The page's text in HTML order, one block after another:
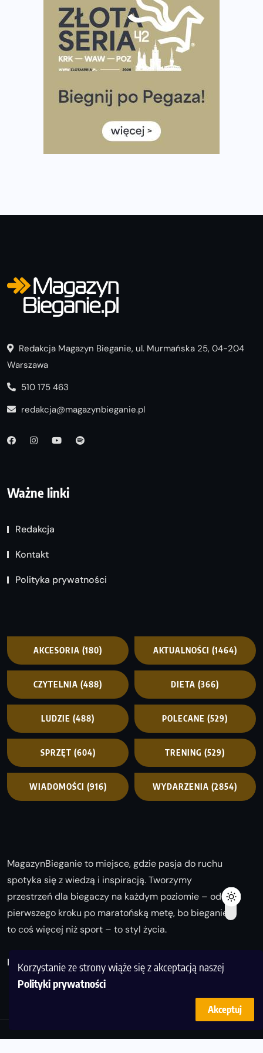
Korzystanie ze strony wiąże się z akceptacją naszej
Polityki prywatności
Akceptuj
Tętno vs tempo – czym kierować się w bieganiu?
Co ma dużo białka? Produkty, które warto włączyć do
Rozbiegany Olsztyn szykuje się na weekend z
Już w tę sobotę 35. Bieg Powstania Warszawskiego.
Wystartuje rekordowa liczba uczestników
35. Bieg Powstania Warszawskiego – praktyczny
poradnik przed startem
Redakcja Magazyn Bieganie, ul. Murmańska 25, 04-204
Warszawa
510 175 463
redakcja@magazynbieganie.pl
Ważne linki
Redakcja
Kontakt
Polityka prywatności
AKCESORIA (180) AKTUALNOŚCI (1464)
CZYTELNIA (488) DIETA (366)
LUDZIE (488) POLECANE (529)
SPRZĘT (604) TRENING (529)
WIADOMOŚCI (916) WYDARZENIA (2854)
MagazynBieganie to miejsce, gdzie pasja do ruchu
spotyka się z wiedzą i inspiracją. Tworzymy
przestrzeń dla biegaczy na każdym poziomie – od
pierwszego kroku po maratońską metę, bo bieganie
to coś więcej niż sport – to styl życia.
Biegaj z nami i odkrywaj swoją najlepszą wersję!